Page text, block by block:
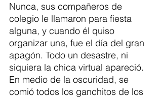
Nunca, sus compañeros de
colegio le llamaron para fiesta
alguna, y cuando él quiso
organizar una, fue el día del gran
apagón. Todo un desastre, ni
siquiera la chica virtual apareció.
En medio de la oscuridad, se
comió todos los ganchitos de los